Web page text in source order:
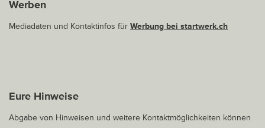
Werben
Mediadaten und Kontaktinfos für Werbung bei startwerk.ch
Eure Hinweise
Abgabe von Hinweisen und weitere Kontaktmöglichkeiten können